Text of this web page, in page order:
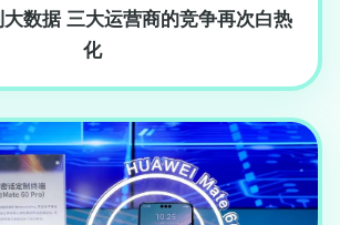
数据 三大运营商的竞争再次白热
化